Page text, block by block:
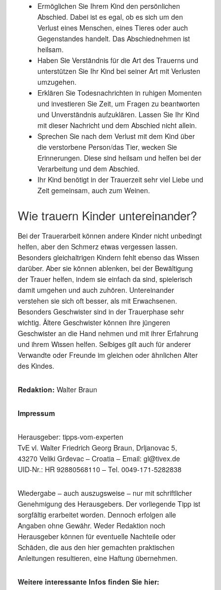
Ermöglichen Sie Ihrem Kind den persönlichen
Abschied. Dabei ist es egal, ob es sich um den
Verlust eines Menschen, eines Tieres oder auch
Gegenstandes handelt. Das Abschiednehmen ist
heilsam.
Haben Sie Verständnis für die Art des Trauerns und
unterstützen Sie Ihr Kind bei seiner Art mit Verlusten
umzugehen.
Erklären Sie Todesnachrichten in ruhigen Momenten
und investieren Sie Zeit, um Fragen zu beantworten
und Unverständnis aufzuklären. Lassen Sie Ihr Kind
mit dieser Nachricht und dem Abschied nicht allein.
Sprechen Sie nach dem Verlust mit dem Kind über
die verstorbene Person/das Tier, wecken Sie
Erinnerungen. Diese sind heilsam und helfen bei der
Verarbeitung und dem Abschied.
Ihr Kind benötigt in der Trauerzeit sehr viel Liebe und
Zeit gemeinsam, auch zum Weinen.
Wie trauern Kinder untereinander?
Bei der Trauerarbeit können andere Kinder nicht unbedingt
helfen, aber den Schmerz etwas vergessen lassen.
Besonders gleichaltrigen Kindern fehlt ebenso das Wissen
darüber. Aber sie können ablenken, bei der Bewältigung
der Trauer helfen, indem sie einfach da sind, spielerisch
damit umgehen und auch zuhören. Untereinander
verstehen sie sich oft besser, als mit Erwachsenen.
Besonders Geschwister sind in der Trauerphase sehr
wichtig. Ältere Geschwister können ihre jüngeren
Geschwister an die Hand nehmen und mit ihrer Erfahrung
und ihrem Wissen helfen. Selbiges gilt auch für anderer
Verwandte oder Freunde im gleichen oder ähnlichen Alter
des Kindes.
Redaktion: Walter Braun
Impressum
Herausgeber: tipps-vom-experten
TvE vl. Walter Friedrich Georg Braun, Drljanovac 5,
43270 Veliki Grđevac – Croatia – Email: gl@tivex.de
UID-Nr.: HR 92880568110 – Tel. 0049-171-5282838
Wiedergabe – auch auszugsweise – nur mit schriftlicher
Genehmigung des Herausgebers. Der vorliegende Tipp ist
sorgfältig erarbeitet worden. Dennoch erfolgen alle
Angaben ohne Gewähr. Weder Redaktion noch
Herausgeber können für eventuelle Nachteile oder
Schäden, die aus den hier gemachten praktischen
Anleitungen resultieren, eine Haftung übernehmen.
Weitere interessante Infos finden Sie hier: